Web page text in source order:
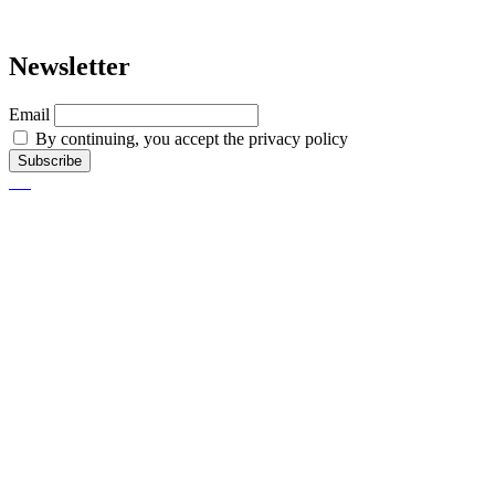
Newsletter
Email
By continuing, you accept the privacy policy